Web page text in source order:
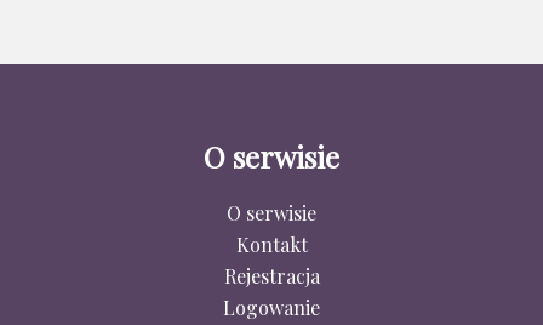
O serwisie
O serwisie
Kontakt
Rejestracja
Logowanie